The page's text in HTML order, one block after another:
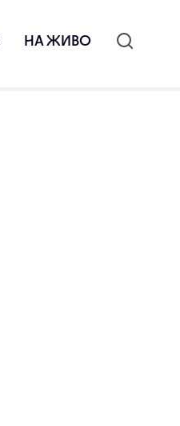
НА ЖИВО